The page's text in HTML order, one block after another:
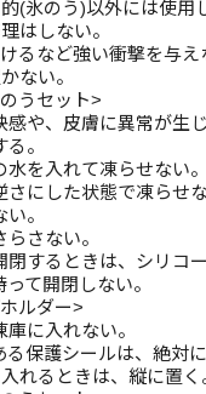
(氷のう)以外には使用
はしない。
るなど強い衝撃を与え
ない。
うセット>
感や、皮膚に異常が生
。
水を入れて凍らせない。
さにした状態で凍らせな
。
らさない。
閉するときは、シリコ
て開閉しない。
ルダー>
庫に入れない。
る保護シールは、絶対
れるときは、縦に置く